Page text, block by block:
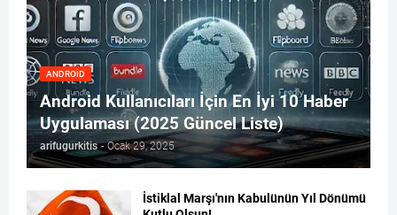
ANDROID
Android Kullanıcıları İçin En İyi 10 Haber
Uygulaması (2025 Güncel Liste)
arifugurkitis - Ocak 29, 2025
İstiklal Marşı'nın Kabulünün Yıl Dönümü